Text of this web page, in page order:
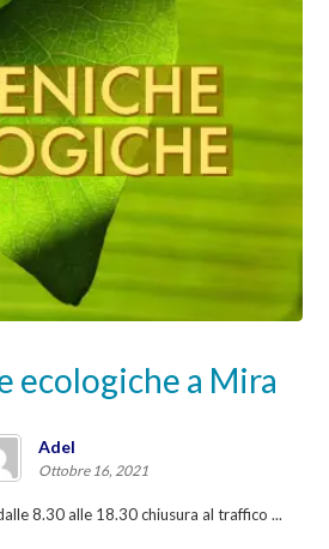
ecologiche a Mira
Adel
Ottobre 16, 2021
8.30 alle 18.30 chiusura al traffico ...